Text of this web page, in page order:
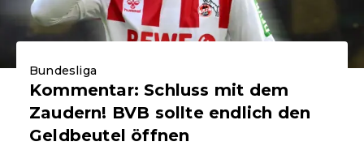
Bundesliga
Kommentar: Schluss mit dem
Zaudern! BVB sollte endlich den
Geldbeutel öffnen